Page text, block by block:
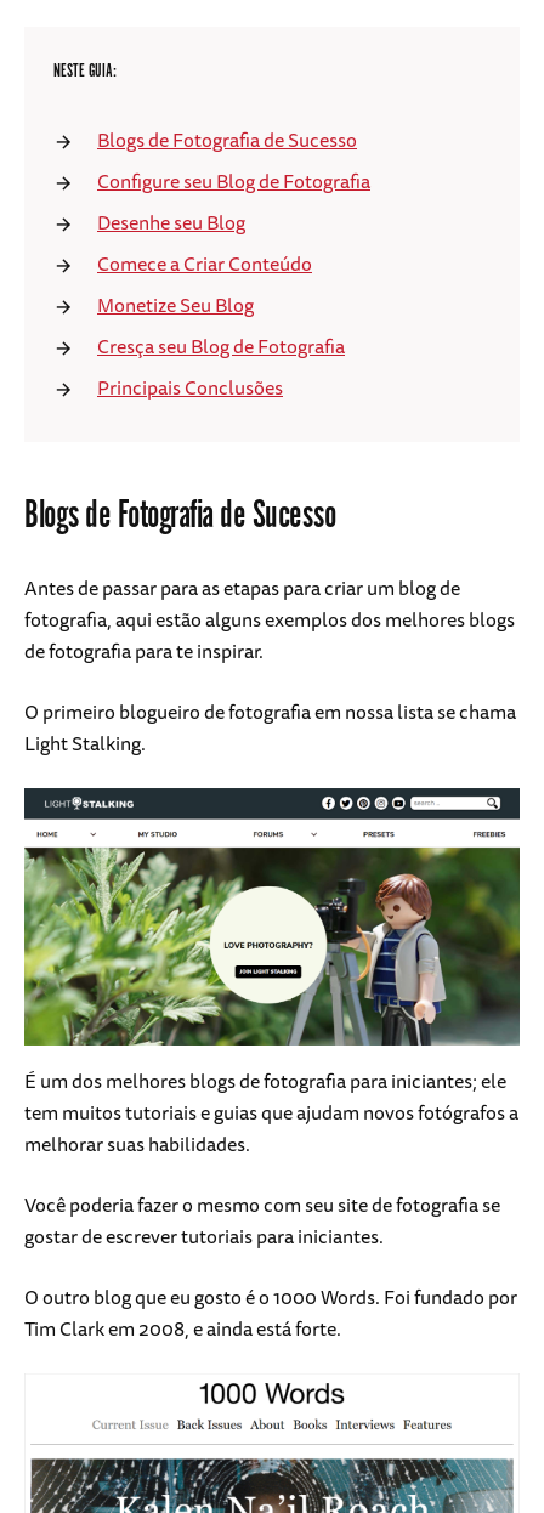
NESTE GUIA:
Blogs de Fotografia de Sucesso
Configure seu Blog de Fotografia
Desenhe seu Blog
Comece a Criar Conteúdo
Monetize Seu Blog
Cresça seu Blog de Fotografia
Principais Conclusões
Blogs de Fotografia de Sucesso
Antes de passar para as etapas para criar um blog de
fotografia, aqui estão alguns exemplos dos melhores blogs
de fotografia para te inspirar.
O primeiro blogueiro de fotografia em nossa lista se chama
Light Stalking.
É um dos melhores blogs de fotografia para iniciantes; ele
tem muitos tutoriais e guias que ajudam novos fotógrafos a
melhorar suas habilidades.
Você poderia fazer o mesmo com seu site de fotografia se
gostar de escrever tutoriais para iniciantes.
O outro blog que eu gosto é o 1000 Words. Foi fundado por
Tim Clark em 2008, e ainda está forte.